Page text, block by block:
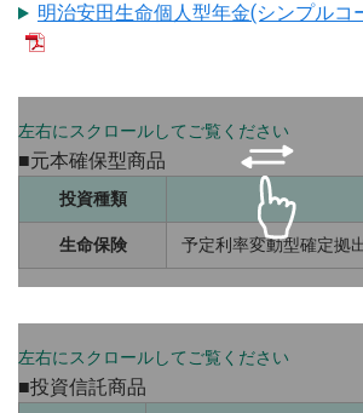
明治安田生命個人型年金(シンプルコ
■元本確保型商品
投資種類
生命保険 予定利率変動型確定拠
■投資信託商品